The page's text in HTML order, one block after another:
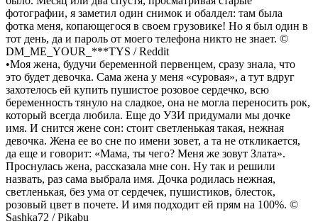
фотографии, я заметил один снимок и обалдел: там была
фотка меня, копающегося в своем грузовике! Но я был один в
тот день, да и пароль от моего телефона никто не знает. ©
DM_ME_YOUR_***TYS / Reddit
•Моя жена, будучи беременной первенцем, сразу знала, что
это будет девочка. Сама жена у меня «суровая», а тут вдруг
захотелось ей купить пушистое розовое сердечко, всю
беременность тянуло на сладкое, она не могла переносить рок,
который всегда любила. Еще до УЗИ придумали мы дочке
имя. И снится жене сон: стоит светленькая такая, нежная
девочка. Жена ее во сне по имени зовет, а та не откликается,
да еще и говорит: «Мама, ты чего? Меня же зовут Злата».
Проснулась жена, рассказала мне сон. Ну так и решили
назвать, раз сама выбрала имя. Дочка родилась нежная,
светленькая, без ума от сердечек, пушистиков, блесток,
розовый цвет в почете. И имя подходит ей прям на 100%. ©
Sashka72 / Pikabu